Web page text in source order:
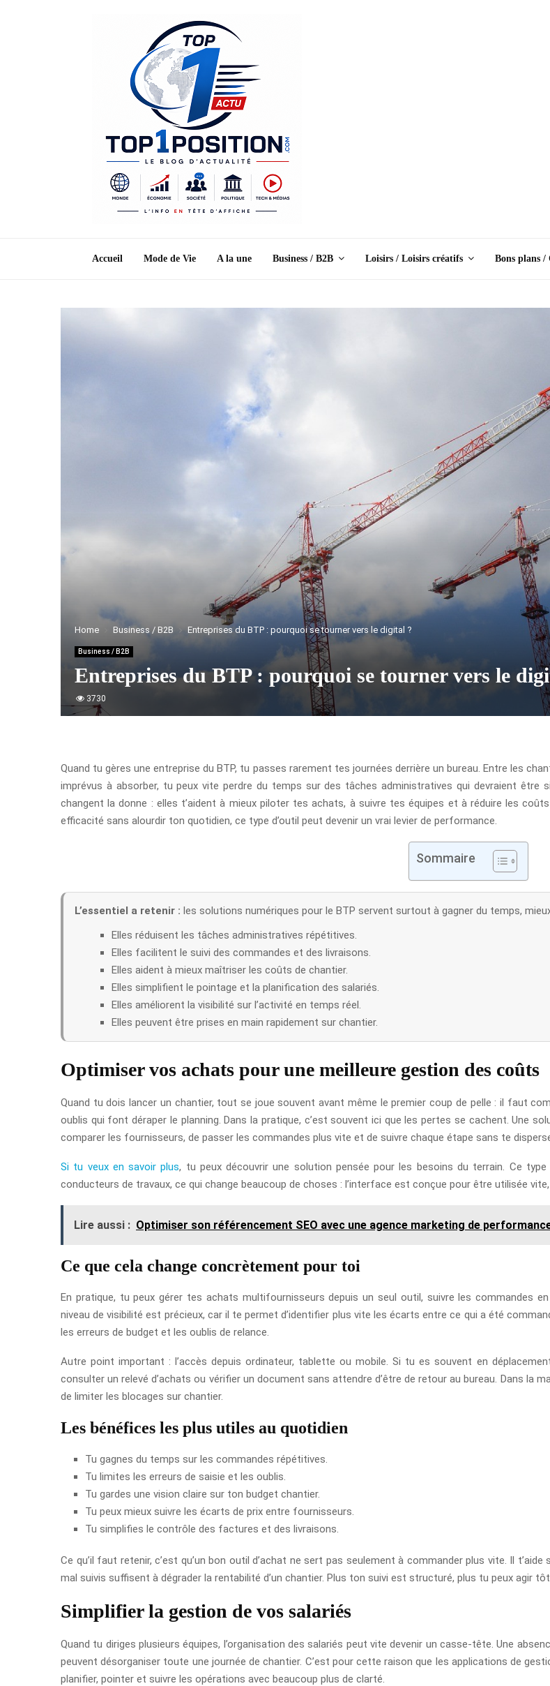
Accueil Mode de Vie A la une Business / B2B Loisirs / Loisirs créatifs Bons plans /
Home Business / B2B Entreprises du BTP : pourquoi se tourner vers le digital ?
Business / B2B
Entreprises du BTP : pourquoi se tourner vers le
3730
Quand tu gères une entreprise du BTP, tu passes rarement tes journées derrière un bureau. Entre les
imprévus à absorber, tu peux vite perdre du temps sur des tâches administratives qui devraient être
changent la donne : elles t’aident à mieux piloter tes achats, à suivre tes équipes et à réduire les
efficacité sans alourdir ton quotidien, ce type d’outil peut devenir un vrai levier de performance.
Sommaire
L’essentiel a retenir : les solutions numériques pour le BTP servent surtout à gagner du temps,
Elles réduisent les tâches administratives répétitives.
Elles facilitent le suivi des commandes et des livraisons.
Elles aident à mieux maîtriser les coûts de chantier.
Elles simplifient le pointage et la planification des salariés.
Elles améliorent la visibilité sur l’activité en temps réel.
Elles peuvent être prises en main rapidement sur chantier.
Optimiser vos achats pour une meilleure gestion des coûts
Quand tu dois lancer un chantier, tout se joue souvent avant même le premier coup de pelle : il faut
oublis qui font déraper le planning. Dans la pratique, c’est souvent ici que les pertes se cachent. Une
comparer les fournisseurs, de passer les commandes plus vite et de suivre chaque étape sans te
Si tu veux en savoir plus, tu peux découvrir une solution pensée pour les besoins du terrain. Ce
conducteurs de travaux, ce qui change beaucoup de choses : l’interface est conçue pour être utilisée
Lire aussi : Optimiser son référencement SEO avec une agence marketing de
Ce que cela change concrètement pour toi
En pratique, tu peux gérer tes achats multifournisseurs depuis un seul outil, suivre les commandes
niveau de visibilité est précieux, car il te permet d’identifier plus vite les écarts entre ce qui a été
les erreurs de budget et les oublis de relance.
Autre point important : l’accès depuis ordinateur, tablette ou mobile. Si tu es souvent en
consulter un relevé d’achats ou vérifier un document sans attendre d’être de retour au bureau. Dans la
de limiter les blocages sur chantier.
Les bénéfices les plus utiles au quotidien
Tu gagnes du temps sur les commandes répétitives.
Tu limites les erreurs de saisie et les oublis.
Tu gardes une vision claire sur ton budget chantier.
Tu peux mieux suivre les écarts de prix entre fournisseurs.
Tu simplifies le contrôle des factures et des livraisons.
Ce qu’il faut retenir, c’est qu’un bon outil d’achat ne sert pas seulement à commander plus vite. Il
mal suivis suffisent à dégrader la rentabilité d’un chantier. Plus ton suivi est structuré, plus tu peux agir
Simplifier la gestion de vos salariés
Quand tu diriges plusieurs équipes, l’organisation des salariés peut vite devenir un casse-tête. Une
peuvent désorganiser toute une journée de chantier. C’est pour cette raison que les applications de
planifier, pointer et suivre les opérations avec beaucoup plus de clarté.